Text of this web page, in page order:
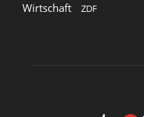
Wirtschaft ZDF